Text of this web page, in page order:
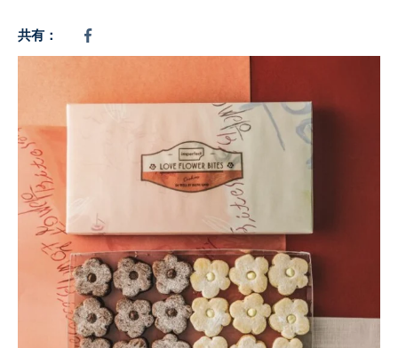
Coffee
Chocolate
Gift
共有：